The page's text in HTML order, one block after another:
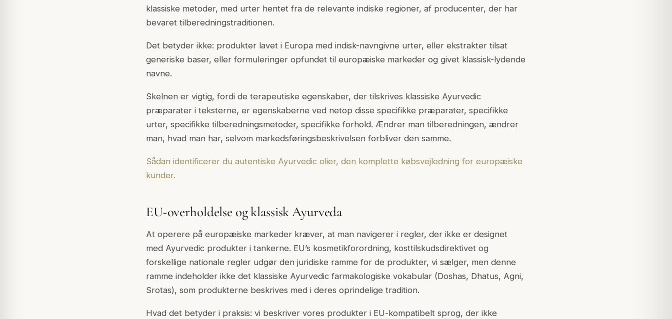
klassiske metoder, med urter hentet fra de relevante indiske regioner, af producenter, der har
bevaret tilberedningstraditionen.
Det betyder ikke: produkter lavet i Europa med indisk-navngivne urter, eller ekstrakter tilsat
generiske baser, eller formuleringer opfundet til europæiske markeder og givet klassisk-lydende
navne.
Skelnen er vigtig, fordi de terapeutiske egenskaber, der tilskrives klassiske Ayurvedic
præparater i teksterne, er egenskaberne ved netop disse specifikke præparater, specifikke
urter, specifikke tilberedningsmetoder, specifikke forhold. Ændrer man tilberedningen, ændrer
man, hvad man har, selvom markedsføringsbeskrivelsen forbliver den samme.
Sådan identificerer du autentiske Ayurvedic olier, den komplette købsvejledning for europæiske
kunder.
EU-overholdelse og klassisk Ayurveda
At operere på europæiske markeder kræver, at man navigerer i regler, der ikke er designet
med Ayurvedic produkter i tankerne. EU’s kosmetikforordning, kosttilskudsdirektivet og
forskellige nationale regler udgør den juridiske ramme for de produkter, vi sælger, men denne
ramme indeholder ikke det klassiske Ayurvedic farmakologiske vokabular (Doshas, Dhatus, Agni,
Srotas), som produkterne beskrives med i deres oprindelige tradition.
Hvad det betyder i praksis: vi beskriver vores produkter i EU-kompatibelt sprog, der ikke